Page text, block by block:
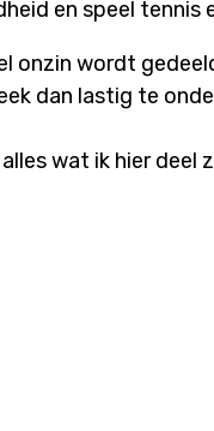
en speel tennis
onzin wordt
dan lastig te
wat ik hier deel